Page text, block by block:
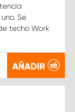
Se
techo Work
AÑADIR